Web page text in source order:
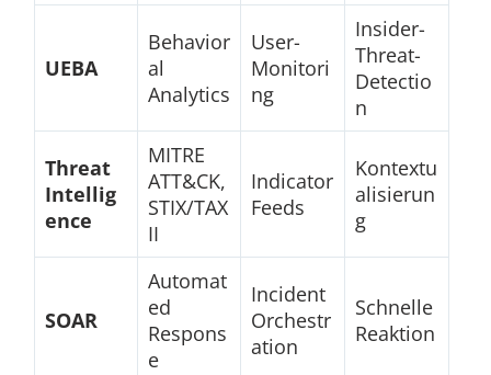
UEBA
Behavior
al
Analytics
User-
Monitori
ng
Insider-
Threat-
Detectio
n
Threat
Intellig
ence
MITRE
ATT&CK,
STIX/TAX
II
Indicator
Feeds
Kontextu
alisierun
g
SOAR
Automat
ed
Respons
e
Incident
Orchestr
ation
Schnelle
Reaktion